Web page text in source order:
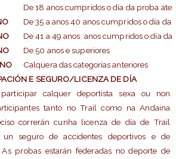
De 18 anos cumpridos o día da proba ate
De 35 a anos 40 anos cumpridos o día da
De 41 a 49 anos anos cumpridos o día da
De 50 anos e superiores
Calquera das categorías anteriores
E SEGURO/LICENZA DE DÍA
calquer deportista sexa ou non
tanto no Trail como na Andaina
correrán cunha licenza de día de Trail
seguro de accidentes deportivos e de
probas estarán federadas no deporte de